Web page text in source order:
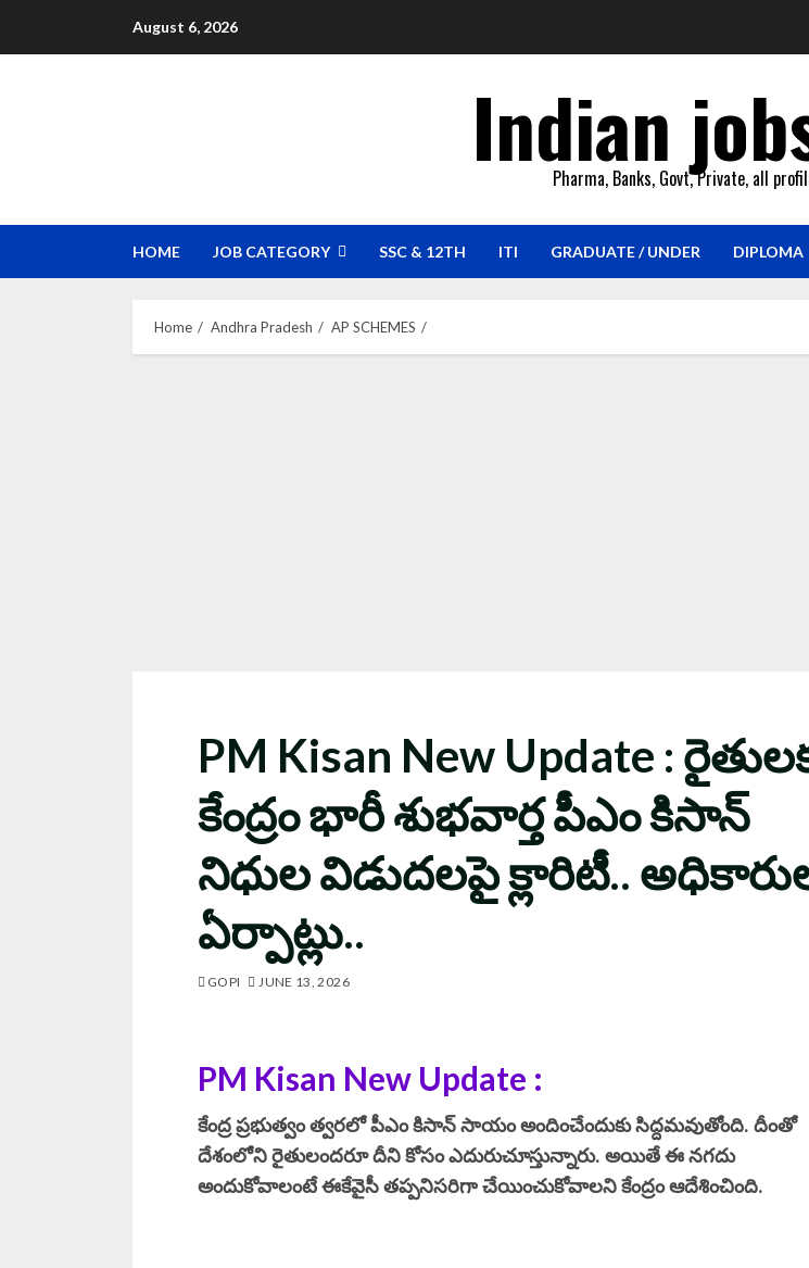
August 6, 2026
Indian
Pharma, Banks, Govt, Private, all
HOME JOB CATEGORY SSC & 12TH ITI GRADUATE / UNDER DIPLOMA
Home Andhra Pradesh AP SCHEMES
PM Kisan New Update :
కేంద్రం భారీ శుభవార్త పీఎం కిసాన్
నిధుల విడుదలపై క్లారిటీ..
ఏర్పాట్లు..
GOPI JUNE 13, 2026
PM Kisan New Update :
కేంద్ర ప్రభుత్వం త్వరలో పీఎం కిసాన్ సాయం అందించేందుకు సిద్దమవుతోంది. దీంతో
దేశంలోని రైతులందరూ దీని కోసం ఎదురుచూస్తున్నారు. అయితే ఈ నగదు
అందుకోవాలంటే ఈకేవైసీ తప్పనిసరిగా చేయించుకోవాలని కేంద్రం ఆదేశించింది.